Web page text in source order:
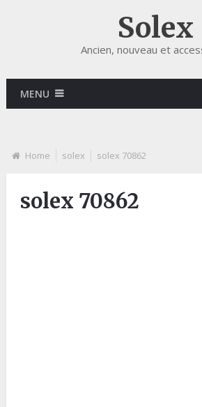
Solex
Ancien, nouveau et
MENU
Home solex solex 70862
solex 70862